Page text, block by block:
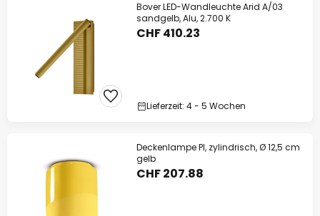
Bover LED-Wandleuchte Arid A/03
sandgelb, Alu, 2.700 K
CHF 410.23
Lieferzeit: 4 - 5 Wochen
Deckenlampe PI, zylindrisch, Ø 12,5 cm
gelb
CHF 207.88